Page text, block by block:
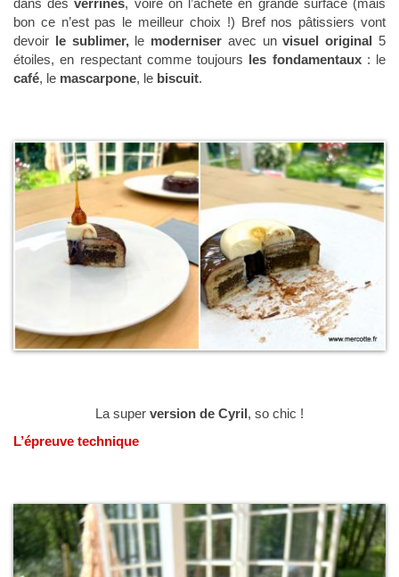
dans desverrines, voire on l’achète en grande surface (mais
bon ce n’est pas le meilleur choix !) Bref nos pâtissiers vont
devoir le sublimer,le moderniser avec unvisuel original 5
étoiles, en respectant comme toujours les fondamentaux: le
café, le mascarpone, le biscuit.
La super version de Cyril, so chic !
L’épreuve technique